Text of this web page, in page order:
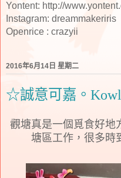
Yontent: http://
Instagram: dreammakeriris
Openrice : crazyii
2016年6月14日 星期二
☆誠意可嘉。
觀塘真是一個覓食好地
塘區工作，很多時